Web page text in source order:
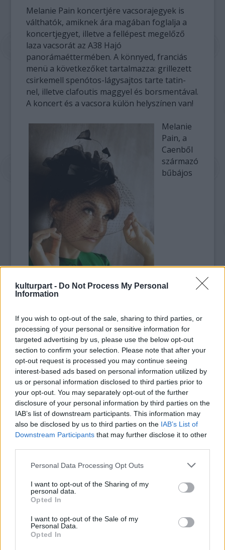
kulturpart - Do Not Process My Personal
Information
If you wish to opt-out of the sale, sharing to third parties, or
processing of your personal or sensitive information for
targeted advertising by us, please use the below opt-out
section to confirm your selection. Please note that after your
opt-out request is processed you may continue seeing
interest-based ads based on personal information utilized by
us or personal information disclosed to third parties prior to
your opt-out. You may separately opt-out of the further
disclosure of your personal information by third parties on the
IAB’s list of downstream participants. This information may
also be disclosed by us to third parties on the IAB’s List of
Downstream Participants that may further disclose it to other
Please note that this website/app uses one or more Google
not limited to your visit or usage behaviour. You may click to
grant or deny consent to Google and its third-party tags to
use your data for below specified purposes in below Google
consent section.
Personal Data Processing Opt Outs
I want to opt-out of the Sharing of my
personal data.
Opted In
I want to opt-out of the Sale of my
Personal Data.
Opted In
Melanie Pain koncertjére vacsorajegyek is
válthatók, amiknek ára magában foglalja a
koncertjegyet, illetve a fellépest megelőző
laza vacsorát az A38 Hajó
panorámaéttermében. A könnyed, franciás
menü a következőket tartalmazza: grillezett
csirkemell spenótos-lágysajtos tarte tatin-
nel, illetve clafoutis maggyel és borsmentával.
A koncert és a vacsora külön helyszínen van!
Melanie
Pain, a
Caenből
származó
bűbájos
énekesnő története igazi mese. A pályáját
politikatudományi tanulmányokkal kezdő,
majd különböző párizsi web- és
dizájnügynökségeknél folytató, az éneklést
csak autodidakta módon, legfeljebb a zuhany
alatt gyakorló leány 2004 tájékán elkövette
azt a súlyos hibát, hogy mintegy viccből
felénekelt néhány Smith és Sonic Youth
számot jó barátjánál, az ismert elektropop-
muzsikus Villeneuve-nél. A demo, ki tudja,
milyen úton-módon néhány hét alatt a
Nouvelle Vague alapítójához, Marc Collinhez
került, aki azonnal felkérte Melanie-t a
őstehetség pillanatok alatt azon kapta
magát, hogy világ körüli turnén osztja meg a
az egyetlen közülük, aki a mai napig a
Nouvelle Vague lemezeken és koncerteken